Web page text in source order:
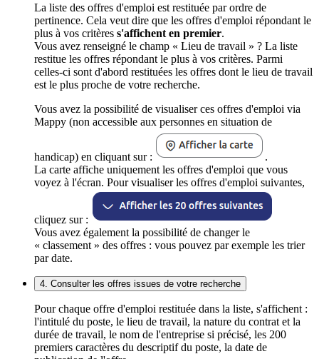
La liste des offres d'emploi est restituée par ordre de
pertinence. Cela veut dire que les offres d'emploi répondant le
plus à vos critères s'affichent en premier.
Vous avez renseigné le champ « Lieu de travail » ? La liste
restitue les offres répondant le plus à vos critères. Parmi
celles-ci sont d'abord restituées les offres dont le lieu de travail
est le plus proche de votre recherche.
Vous avez la possibilité de visualiser ces offres d'emploi via
Mappy (non accessible aux personnes en situation de
handicap) en cliquant sur :
.
La carte affiche uniquement les offres d'emploi que vous
voyez à l'écran. Pour visualiser les offres d'emploi suivantes,
cliquez sur :
Vous avez également la possibilité de changer le
« classement » des offres : vous pouvez par exemple les trier
par date.
4. Consulter les offres issues de votre recherche
Pour chaque offre d'emploi restituée dans la liste, s'affichent :
l'intitulé du poste, le lieu de travail, la nature du contrat et la
durée de travail, le nom de l'entreprise si précisé, les 200
premiers caractères du descriptif du poste, la date de